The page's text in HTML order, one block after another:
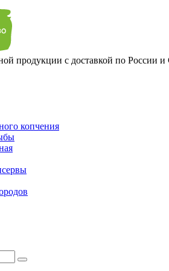
продукции с доставкой по России
копчения